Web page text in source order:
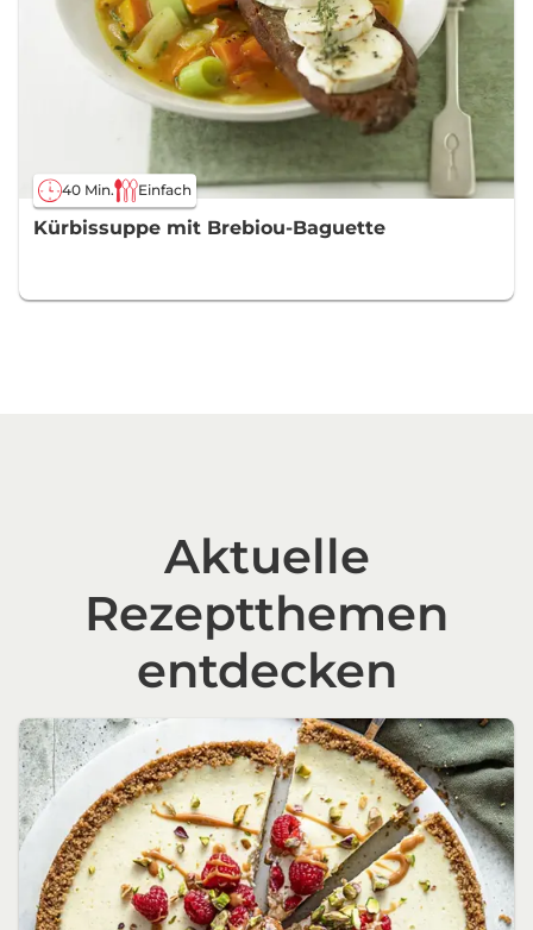
40 Min. Einfach
Kürbissuppe mit Brebiou-Baguette
Aktuelle
Rezeptthemen
entdecken